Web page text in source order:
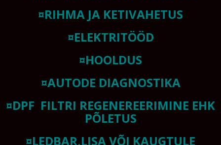
¤RIHMA JA KETIVAHETUS
¤ELEKTRITÖÖD
¤HOOLDUS
¤AUTODE DIAGNOSTIKA
¤DPF FILTRI REGENEREERIMINE EHK
PÕLETUS
¤LEDBAR,LISA VÕI KAUGTULE